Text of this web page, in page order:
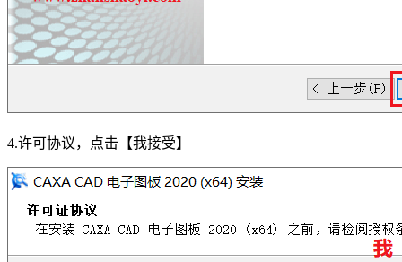
4.许可协议，点击【我接受】